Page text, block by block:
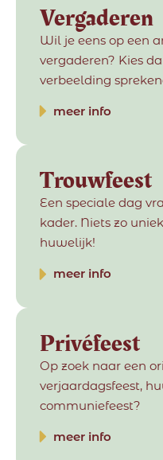
Vergaderen
Wil je eens op een
vergaderen? Kies
verbeelding
meer info
Trouwfeest
Een speciale dag
kader. Niets zo
huwelijk!
meer info
Privéfeest
Op zoek naar een
verjaardagsfeest,
communiefeest?
meer info